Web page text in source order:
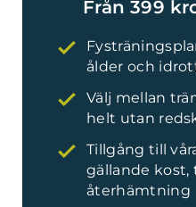
Från 399
ålder och
Välj mellan
helt utan
Tillgång till
gällande kost,
återhämtning